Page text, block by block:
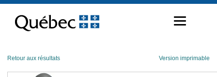
contenu
Retour aux résultats Version imprimable